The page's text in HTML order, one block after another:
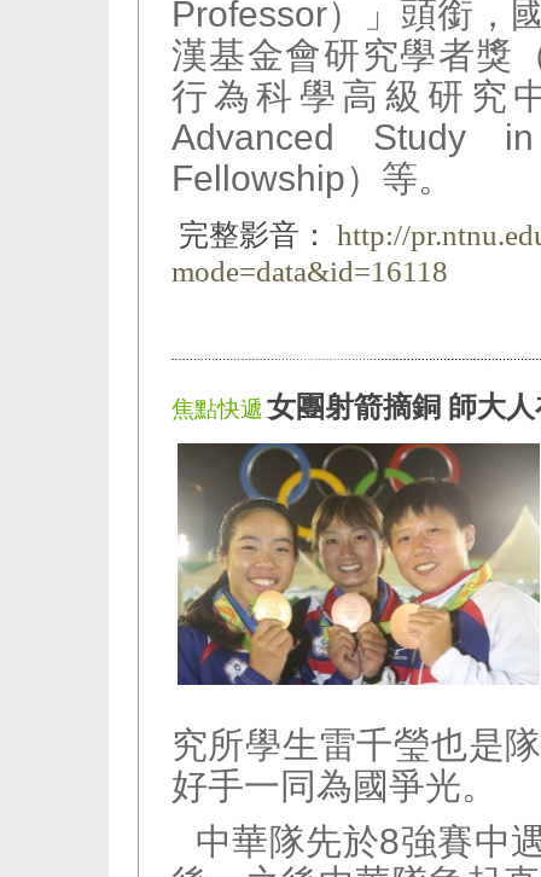
Professor）」頭銜，
漢基金會研究學者獎
行為科學高級研究
Advanced Study
Fellowship）等。
完整影音：
http://
mode=data&id=16118
焦點快遞 女團射箭摘銅 師大
究所學生雷千瑩也是
好手一同為國爭光。
中華隊先於8強賽中